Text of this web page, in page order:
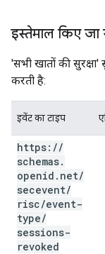
इस्तेमाल किए
'सभी खातों की
करती है:
इवेंट का टाइप
https: //
schemas.
openid . net/
secevent/
risc/event-
type/
sessions-
revoked